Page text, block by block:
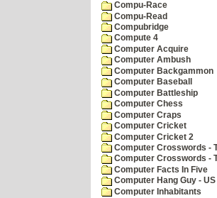
Compu-Race
Compu-Read
Compubridge
Compute 4
Computer Acquire
Computer Ambush
Computer Backgammon
Computer Baseball
Computer Battleship
Computer Chess
Computer Craps
Computer Cricket
Computer Cricket 2
Computer Crosswords -
Computer Crosswords -
Computer Facts In Five
Computer Hang Guy -
Computer Inhabitants